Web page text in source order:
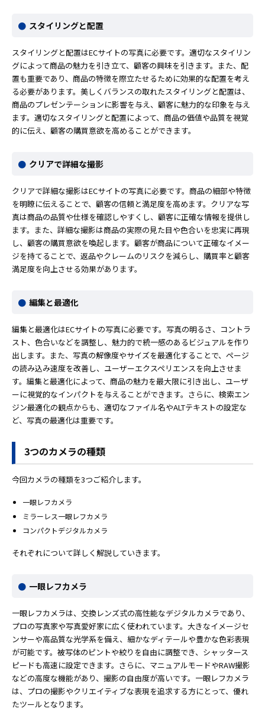
スタイリングと配置
スタイリングと配置はECサイトの写真に必要です。適切なスタイリン
グによって商品の魅力を引き立て、顧客の興味を引きます。また、配
置も重要であり、商品の特徴を際立たせるために効果的な配置を考え
る必要があります。美しくバランスの取れたスタイリングと配置は、
商品のプレゼンテーションに影響を与え、顧客に魅力的な印象を与え
ます。適切なスタイリングと配置によって、商品の価値や品質を視覚
的に伝え、顧客の購買意欲を高めることができます。
クリアで詳細な撮影
クリアで詳細な撮影はECサイトの写真に必要です。商品の細部や特徴
を明瞭に伝えることで、顧客の信頼と満足度を高めます。クリアな写
真は商品の品質や仕様を確認しやすくし、顧客に正確な情報を提供し
ます。また、詳細な撮影は商品の実際の見た目や色合いを忠実に再現
し、顧客の購買意欲を喚起します。顧客が商品について正確なイメー
ジを持てることで、返品やクレームのリスクを減らし、購買率と顧客
満足度を向上させる効果があります。
編集と最適化
編集と最適化はECサイトの写真に必要です。写真の明るさ、コントラ
スト、色合いなどを調整し、魅力的で統一感のあるビジュアルを作り
出します。また、写真の解像度やサイズを最適化することで、ページ
の読み込み速度を改善し、ユーザーエクスペリエンスを向上させま
す。編集と最適化によって、商品の魅力を最大限に引き出し、ユーザ
ーに視覚的なインパクトを与えることができます。さらに、検索エン
ジン最適化の観点からも、適切なファイル名やALTテキストの設定な
ど、写真の最適化は重要です。
3つのカメラの種類
今回カメラの種類を3つご紹介します。
一眼レフカメラ
ミラーレス一眼レフカメラ
コンパクトデジタルカメラ
それぞれについて詳しく解説していきます。
一眼レフカメラ
一眼レフカメラは、交換レンズ式の高性能なデジタルカメラであり、
プロの写真家や写真愛好家に広く使われています。大きなイメージセ
ンサーや高品質な光学系を備え、細かなディテールや豊かな色彩表現
が可能です。被写体のピントや絞りを自由に調整でき、シャッタース
ピードも高速に設定できます。さらに、マニュアルモードやRAW撮影
などの高度な機能があり、撮影の自由度が高いです。一眼レフカメラ
は、プロの撮影やクリエイティブな表現を追求する方にとって、優れ
たツールとなります。